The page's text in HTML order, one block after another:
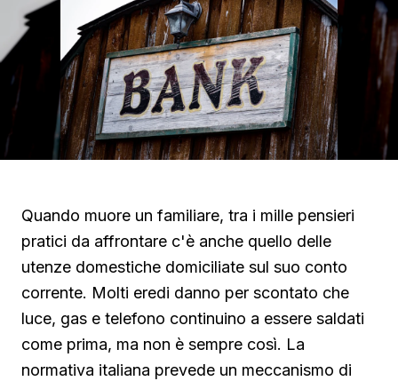
Quando muore un familiare, tra i mille pensieri
pratici da affrontare c'è anche quello delle
utenze domestiche domiciliate sul suo conto
corrente. Molti eredi danno per scontato che
luce, gas e telefono continuino a essere saldati
come prima, ma non è sempre così. La
normativa italiana prevede un meccanismo di